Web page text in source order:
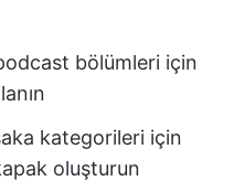
bölümleri için
kategorileri için
oluşturun